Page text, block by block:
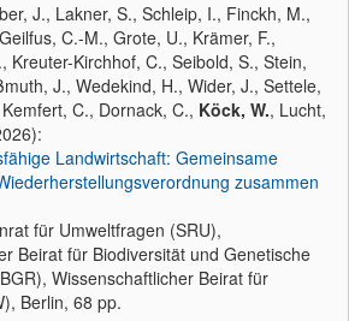
J., Lakner, S., Schleip, I., Finckh, M.,
C.-M., Grote, U., Krämer, F.,
Kreuter-Kirchhof, C., Seibold, S., Stein,
J., Wedekind, H., Wider, J., Settele,
C., Dornack, C., Köck, W., Lucht,
Landwirtschaft: Gemeinsame
zusammen
für Umweltfragen (SRU),
Beirat für Biodiversität und Genetische
Wissenschaftlicher Beirat für
Berlin, 68 pp.